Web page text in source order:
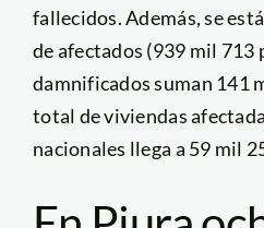
fallecidos. Además, se
de afectados (939 mil 713
damnificados suman 141
total de viviendas
nacionales llega a 59 mil